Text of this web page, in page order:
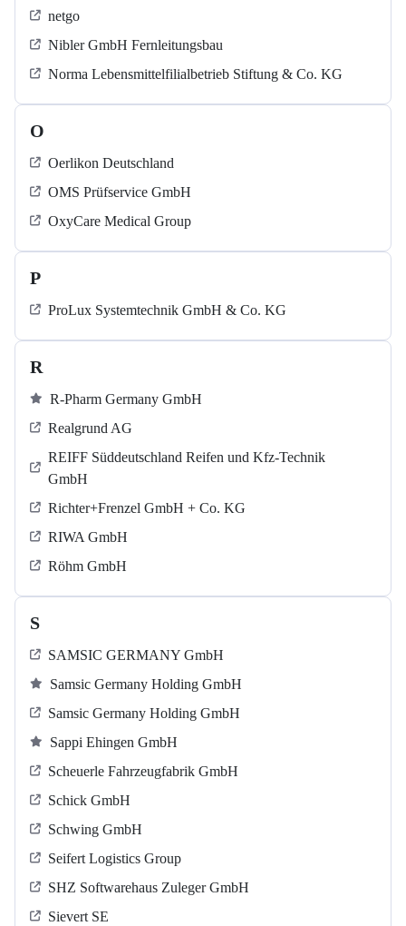
netgo
Nibler GmbH Fernleitungsbau
Norma Lebensmittelfilialbetrieb Stiftung & Co. KG
O
Oerlikon Deutschland
OMS Prüfservice GmbH
OxyCare Medical Group
P
ProLux Systemtechnik GmbH & Co. KG
R
R-Pharm Germany GmbH
Realgrund AG
REIFF Süddeutschland Reifen und Kfz-Technik
GmbH
Richter+Frenzel GmbH + Co. KG
RIWA GmbH
Röhm GmbH
S
SAMSIC GERMANY GmbH
Samsic Germany Holding GmbH
Samsic Germany Holding GmbH
Sappi Ehingen GmbH
Scheuerle Fahrzeugfabrik GmbH
Schick GmbH
Schwing GmbH
Seifert Logistics Group
SHZ Softwarehaus Zuleger GmbH
Sievert SE